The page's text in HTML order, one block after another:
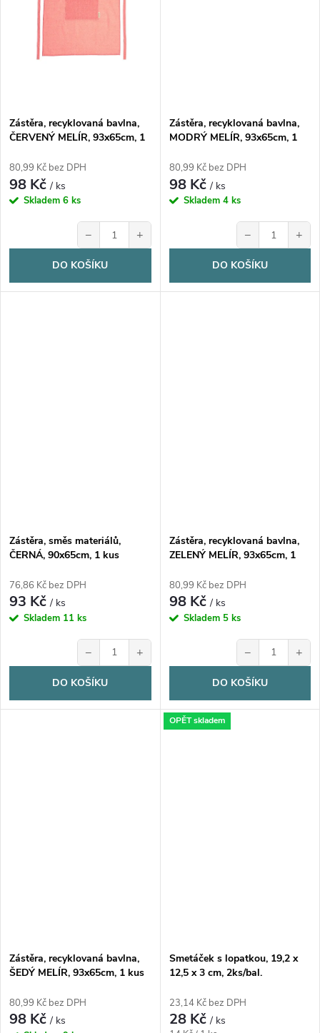
Zástěra, recyklovaná bavlna,
ČERVENÝ MELÍR, 93x65cm, 1
80,99 Kč bez DPH
98 Kč/ ks
Skladem 6 ks
− +
DO KOŠÍKU
Zástěra, recyklovaná bavlna,
MODRÝ MELÍR, 93x65cm, 1
80,99 Kč bez DPH
98 Kč/ ks
Skladem 4 ks
− +
DO KOŠÍKU
Zástěra, směs materiálů,
ČERNÁ, 90x65cm, 1 kus
76,86 Kč bez DPH
93 Kč/ ks
Skladem 11 ks
− +
DO KOŠÍKU
Zástěra, recyklovaná bavlna,
ZELENÝ MELÍR, 93x65cm, 1
80,99 Kč bez DPH
98 Kč/ ks
Skladem 5 ks
− +
DO KOŠÍKU
Zástěra, recyklovaná bavlna,
ŠEDÝ MELÍR, 93x65cm, 1 kus
80,99 Kč bez DPH
98 Kč/ ks
OPĚT skladem
Smetáček s lopatkou, 19,2 x
12,5 x 3 cm, 2ks/bal.
23,14 Kč bez DPH
28 Kč/ ks